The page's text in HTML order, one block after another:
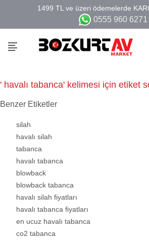
0555 960 6271
' havalı tabanca' kelimesi için etiket
Benzer Etiketler
silah
havalı silah
tabanca
havalı tabanca
blowback
blowback tabanca
havalı silah fiyatları
havalı tabanca fiyatları
en ucuz havalı tabanca
co2 tabanca